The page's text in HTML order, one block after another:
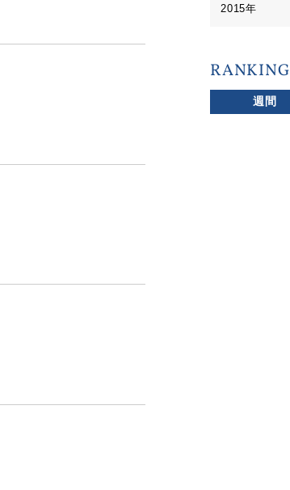
2015年
RANKING
週間